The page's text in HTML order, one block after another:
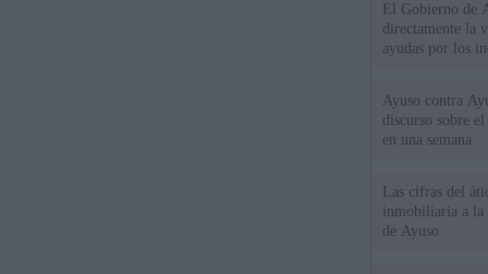
El Gobierno de
directamente la
ayudas por los
Ayuso contra
discurso sobre
en una semana
Las cifras del
inmobiliaria a la
de Ayuso